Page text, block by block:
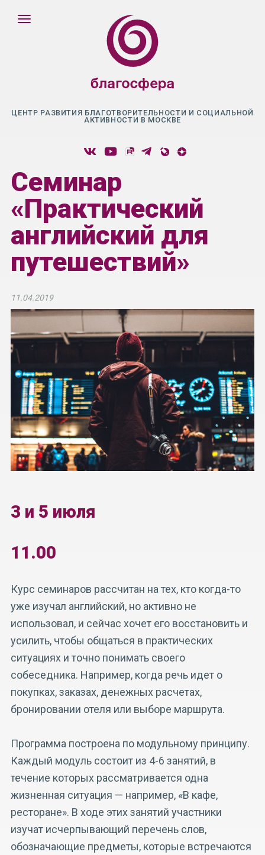
ЦЕНТР РАЗВИТИЯ БЛАГОТВОРИТЕЛЬНОСТИ И СОЦИАЛЬНОЙ
АКТИВНОСТИ В МОСКВЕ
Семинар
«Практический
английский для
путешествий»
11.04.2019
3 и 5 июля
11.00
Курс семинаров рассчитан на тех, кто когда-то
уже изучал английский, но активно не
использовал, и сейчас хочет его восстановить и
усилить, чтобы общаться в практических
ситуациях и точно понимать своего
собеседника. Например, когда речь идет о
покупках, заказах, денежных расчетах,
бронировании отеля или выборе маршрута.
Программа построена по модульному принципу.
Каждый модуль состоит из 4-6 занятий, в
течение которых рассматривается одна
жизненная ситуация — например, «В кафе,
ресторане». В ходе этих занятий участники
изучат исчерпывающий перечень слов,
обозначающие предметы, которые встречаются